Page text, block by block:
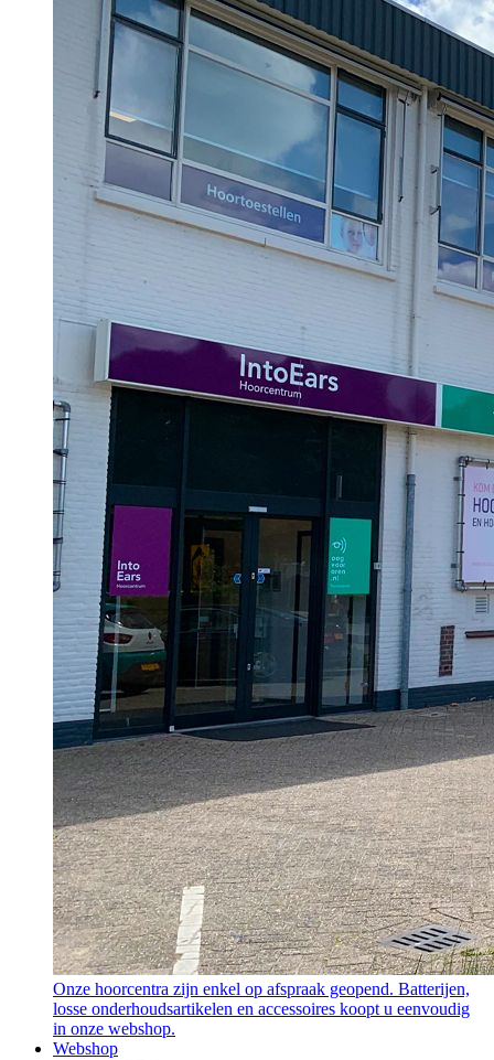
Onze hoorcentra zijn enkel op afspraak geopend. Batterijen,
losse onderhoudsartikelen en accessoires koopt u eenvoudig
in onze webshop.
Webshop